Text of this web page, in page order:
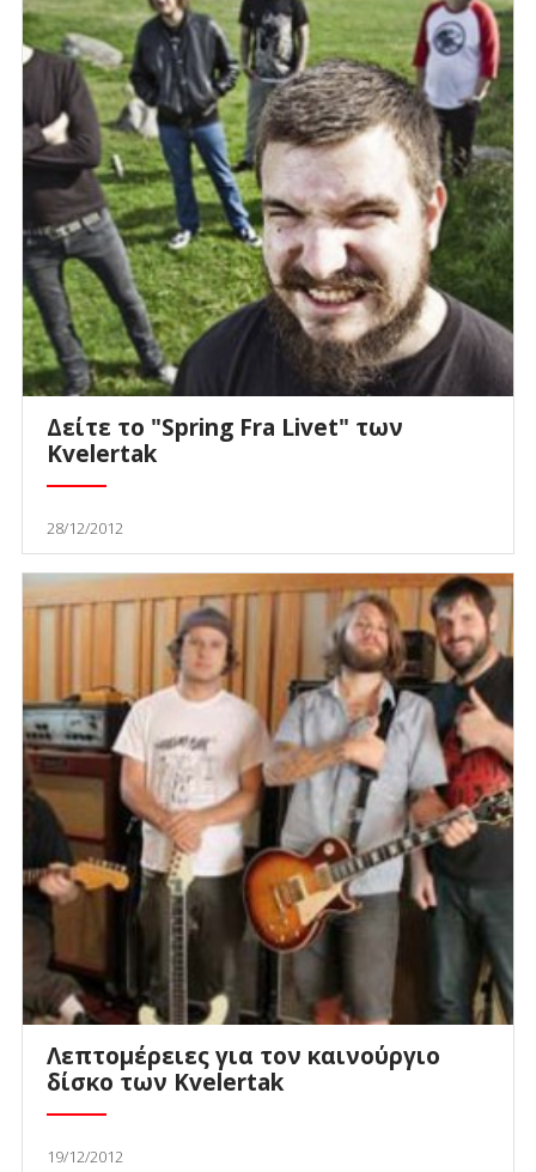
Δείτε το "Spring Fra Livet" των
Kvelertak
28/12/2012
Λεπτομέρειες για τον καινούργιο
δίσκο των Kvelertak
19/12/2012